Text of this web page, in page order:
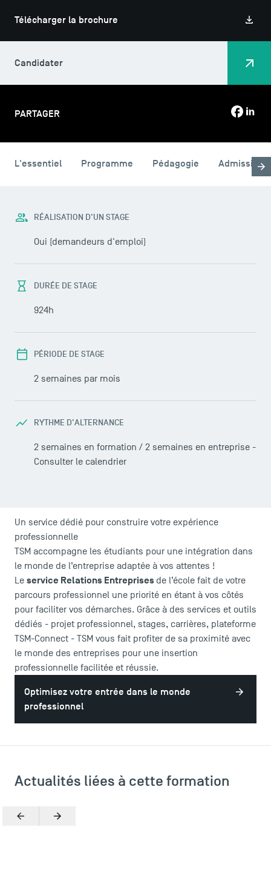
Le corps professoral
Campus tour
PARTAGER
Télécharger la brochure
Candidater
L'essentiel Programme Pédagogie Admission
RÉALISATION D'UN STAGE
Oui (demandeurs d'emploi)
DURÉE DE STAGE
924h
PÉRIODE DE STAGE
2 semaines par mois
RYTHME D'ALTERNANCE
2 semaines en formation / 2 semaines en entreprise -
Consulter le calendrier
Un service dédié pour construire votre expérience
professionnelle
TSM accompagne les étudiants pour une intégration dans
le monde de l’entreprise adaptée à vos attentes !
Le service Relations Entreprises de l’école fait de votre
parcours professionnel une priorité en étant à vos côtés
pour faciliter vos démarches. Grâce à des services et outils
dédiés - projet professionnel, stages, carrières, plateforme
TSM-Connect - TSM vous fait profiter de sa proximité avec
le monde des entreprises pour une insertion
professionnelle facilitée et réussie.
Optimisez votre entrée dans le monde
professionnel
Actualités liées à cette formation
PrécédentSuivant